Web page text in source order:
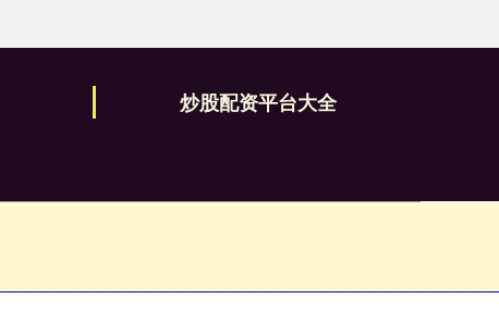
炒股配资平台大全